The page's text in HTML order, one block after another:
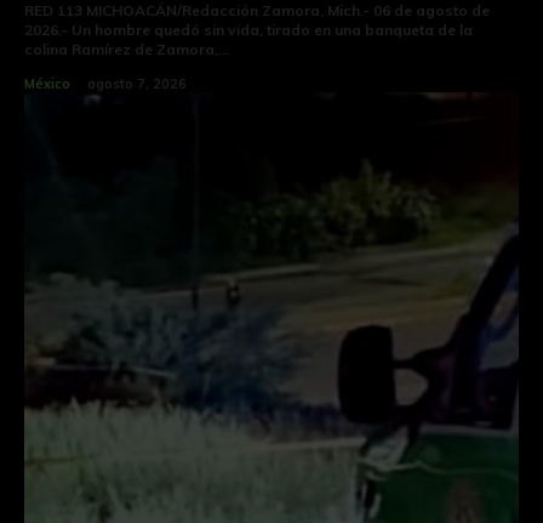
RED 113 MICHOACÁN/Redacción Zamora, Mich.- 06 de agosto de
2026.- Un hombre quedó sin vida, tirado en una banqueta de la
colina Ramírez de Zamora,...
México agosto 7, 2026